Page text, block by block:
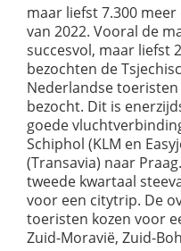
maar liefst 7.300
van 2022. Vooral de
succesvol, maar liefst
bezochten de
Nederlandse toeristen
bezocht. Dit is
goede
Schiphol (KLM en
(Transavia) naar
tweede kwartaal
voor een citytrip. De
toeristen kozen voor
Zuid-Moravië, Zuid-